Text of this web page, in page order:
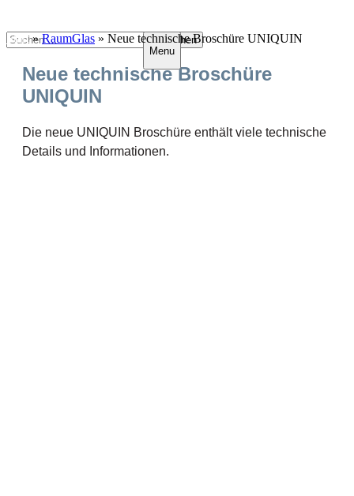
Zum
Inhalt
springen
Suchen
nach:
Menu
Start»RaumGlas » Neue technische Broschüre UNIQUIN
Neue technische Broschüre
UNIQUIN
Die neue UNIQUIN Broschüre enthält viele technische
Details und Informationen.